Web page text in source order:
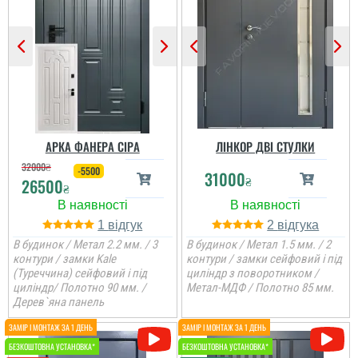
АРКА ФАНЕРА СІРА
32000₴
26500₴
-5500
1
В будинок / Метал 2.2 мм. / 3
контури / замки Kale
(Туреччина) сейфовий і під
циліндр/ Полотно 90 мм. /
Дерев`яна панель
ЛІНКОР ДВІ СТУЛКИ
31000₴
2
В будинок / Метал 1.5 мм. / 2
контури / замки сейфовий і під
циліндр з поворотником /
Метал-МДФ / Полотно 85 мм.